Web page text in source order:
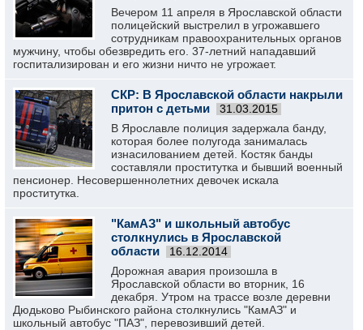
Вечером 11 апреля в Ярославской области
полицейский выстрелил в угрожавшего
сотрудникам правоохранительных органов
мужчину, чтобы обезвредить его. 37-летний нападавший
госпитализирован и его жизни ничто не угрожает.
СКР: В Ярославской области накрыли
притон с детьми
31.03.2015
В Ярославле полиция задержала банду,
которая более полугода занималась
изнасилованием детей. Костяк банды
составляли проститутка и бывший военный
пенсионер. Несовершеннолетних девочек искала
проститутка.
"КамАЗ" и школьный автобус
столкнулись в Ярославской
области
16.12.2014
Дорожная авария произошла в
Ярославской области во вторник, 16
декабря. Утром на трассе возле деревни
Дюдьково Рыбинского района столкнулись "КамАЗ" и
школьный автобус "ПАЗ", перевозивший детей.